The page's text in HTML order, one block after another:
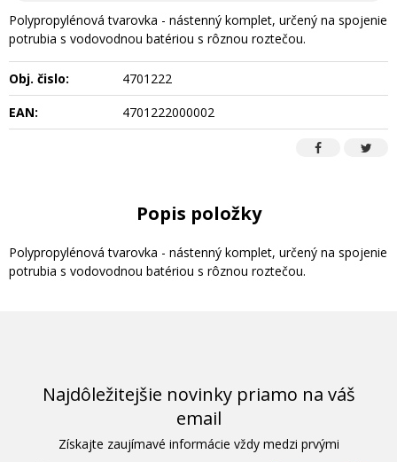
Polypropylénová tvarovka - nástenný komplet, určený na spojenie
potrubia s vodovodnou batériou s rôznou roztečou.
Obj. čislo:
4701222
EAN:
4701222000002
Popis položky
Polypropylénová tvarovka - nástenný komplet, určený na spojenie
potrubia s vodovodnou batériou s rôznou roztečou.
Najdôležitejšie novinky priamo na váš
email
Získajte zaujímavé informácie vždy medzi prvými